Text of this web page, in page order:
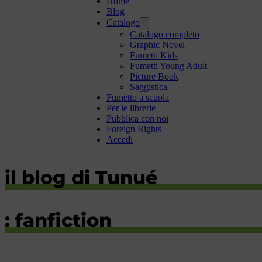
Blog
Catalogo
Catalogo completo
Graphic Novel
Fumetti Kids
Fumetti Young Adult
Picture Book
Saggistica
Fumetto a scuola
Per le librerie
Pubblica con noi
Foreign Rights
Accedi
il blog di Tunué
: fanfiction